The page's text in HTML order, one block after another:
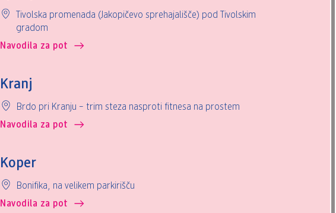
Tivolska promenada (Jakopičevo sprehajališče) pod Tivolskim
gradom
Navodila za pot
Kranj
Brdo pri Kranju – trim steza nasproti fitnesa na prostem
Navodila za pot
Koper
Bonifika, na velikem parkirišču
Navodila za pot